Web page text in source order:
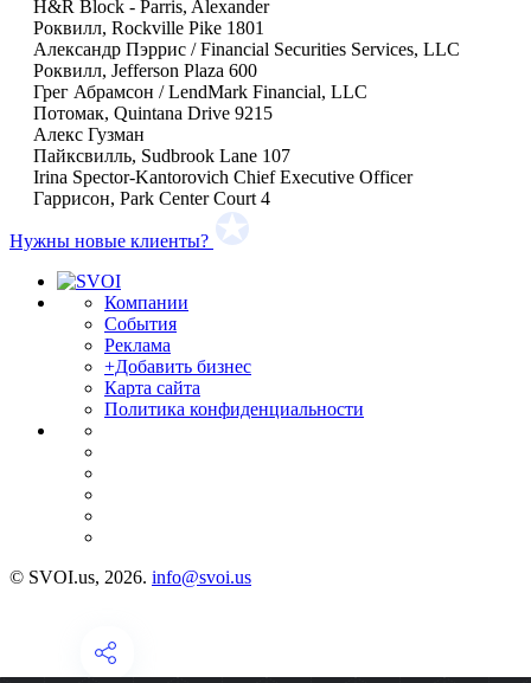
H&R Block - Parris, Alexander
Роквилл, Rockville Pike 1801
Александр Пэррис / Financial Securities Services, LLC
Роквилл, Jefferson Plaza 600
Грег Абрамсон / LendMark Financial, LLC
Потомак, Quintana Drive 9215
Алекс Гузман
Пайксвилль, Sudbrook Lane 107
Irina Spector-Kantorovich Chief Executive Officer
Гаррисон, Park Center Court 4
Нужны новые клиенты?
Компании
События
Реклама
+Добавить бизнес
Карта сайта
Политика конфиденциальности
© SVOI.us, 2026. info@svoi.us